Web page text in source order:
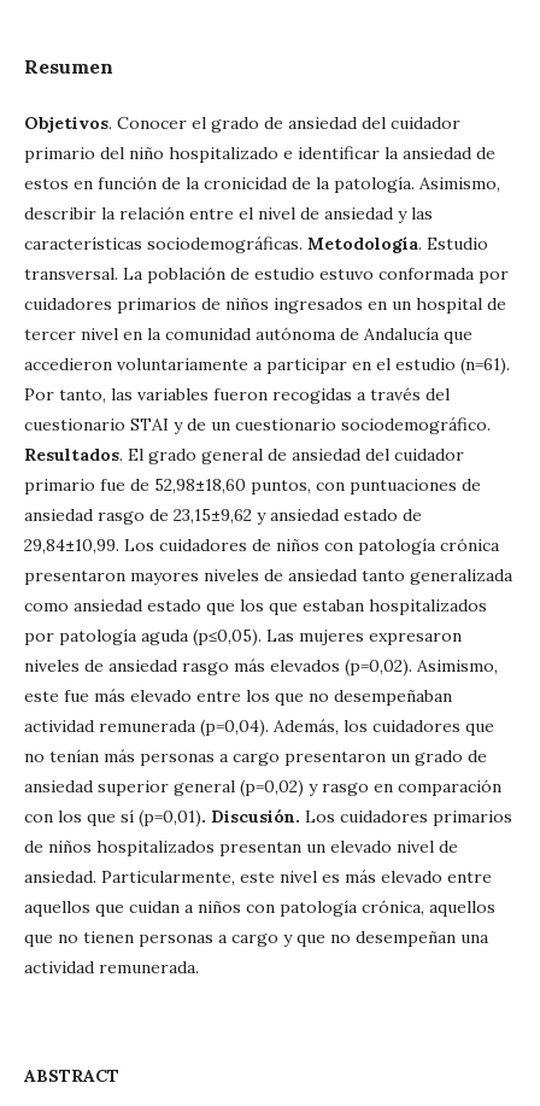
Resumen
Objetivos. Conocer el grado de ansiedad del cuidador
primario del niño hospitalizado e identificar la ansiedad de
estos en función de la cronicidad de la patología. Asimismo,
describir la relación entre el nivel de ansiedad y las
características sociodemográficas. Metodología. Estudio
transversal. La población de estudio estuvo conformada por
cuidadores primarios de niños ingresados en un hospital de
tercer nivel en la comunidad autónoma de Andalucía que
accedieron voluntariamente a participar en el estudio (n=61).
Por tanto, las variables fueron recogidas a través del
cuestionario STAI y de un cuestionario sociodemográfico.
Resultados. El grado general de ansiedad del cuidador
primario fue de 52,98±18,60 puntos, con puntuaciones de
ansiedad rasgo de 23,15±9,62 y ansiedad estado de
29,84±10,99. Los cuidadores de niños con patología crónica
presentaron mayores niveles de ansiedad tanto generalizada
como ansiedad estado que los que estaban hospitalizados
por patología aguda (p≤0,05). Las mujeres expresaron
niveles de ansiedad rasgo más elevados (p=0,02). Asimismo,
este fue más elevado entre los que no desempeñaban
actividad remunerada (p=0,04). Además, los cuidadores que
no tenían más personas a cargo presentaron un grado de
ansiedad superior general (p=0,02) y rasgo en comparación
con los que sí (p=0,01). Discusión. Los cuidadores primarios
de niños hospitalizados presentan un elevado nivel de
ansiedad. Particularmente, este nivel es más elevado entre
aquellos que cuidan a niños con patología crónica, aquellos
que no tienen personas a cargo y que no desempeñan una
actividad remunerada.
ABSTRACT